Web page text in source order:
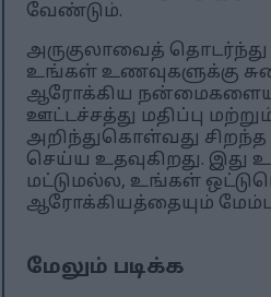
வேண்டும்.
அருகுலாவைத் தொடர்ந்து
உங்கள் உணவுகளுக்கு
ஆரோக்கிய
ஊட்டச்சத்து மதிப்பு
அறிந்துகொள்வது சிறந்த
செய்ய உதவுகிறது.
மட்டுமல்ல, உங்கள்
ஆரோக்கியத்தையும்
மேலும் படிக்க